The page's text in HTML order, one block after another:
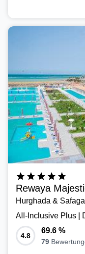
Rewaya
Hurghada & Safaga
All-Inclusive Plus |
4.8
69.6 %
79